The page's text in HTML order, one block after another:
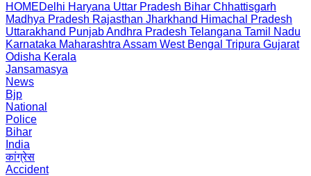
HOMEDelhi Haryana Uttar Pradesh Bihar Chhattisgarh
Madhya Pradesh Rajasthan Jharkhand Himachal Pradesh
Uttarakhand PunjabAndhra Pradesh Telangana Tamil Nadu
Karnataka Maharashtra Assam West Bengal Tripura Gujarat
Odisha Kerala
Jansamasya
News
Bjp
National
Police
Bihar
India
कांग्रेस
Accident